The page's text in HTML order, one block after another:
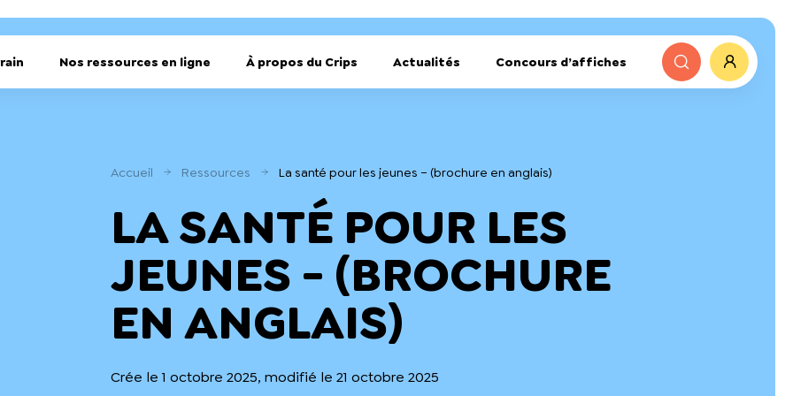
Nos ressources en ligne À propos du Crips Actualités Concours d’affiches
Accueil Ressources La santé pour les jeunes – (brochure en anglais)
LA SANTÉ POUR LES
JEUNES - (BROCHURE
EN ANGLAIS)
Crée le 1 octobre 2025, modifié le 21 octobre 2025